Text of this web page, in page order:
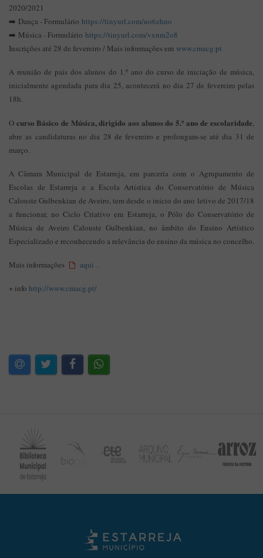
2020/2021
➡️ Dança - Formulário https://tinyurl.com/uo6zhno
➡️ Música - Formulário https://tinyurl.com/vxnm2o8
Inscrições até 28 de fevereiro / Mais informações em www.cmacg.pt
A reunião de pais dos alunos do 1.º ano do curso de iniciação de música,
inicialmente agendada para dia 25, acontecerá no dia 27 de fevereiro pelas
18h.
O curso Básico de Música, dirigido aos alunos do 5.º ano de escolaridade,
abre as candidaturas no dia 28 de fevereiro e prolongam-se até dia 31 de
março.
A Câmara Municipal de Estarreja, em parceria com o Agrupamento de
Escolas de Estarreja e a Escola Artística do Conservatório de Música
Calouste Gulbenkian de Aveiro, tem desde o início do ano letivo de 2017/18
a funcionar, no Ciclo Criativo em Estarreja, o Pólo do Conservatório de
Música de Aveiro Calouste Gulbenkian, no âmbito do Ensino Artístico
Especializado e reconhecendo a relevância do ensino da música no concelho.
Mais informações aqui .
+ info http://www.cmacg.pt/